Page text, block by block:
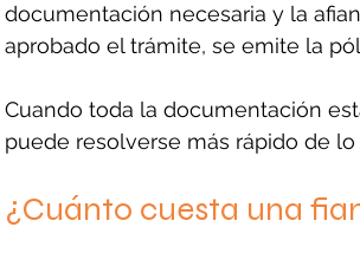
documentación necesaria y la
aprobado el trámite, se emite la
Cuando toda la documentación
puede resolverse más rápido de lo
¿Cuánto cuesta una